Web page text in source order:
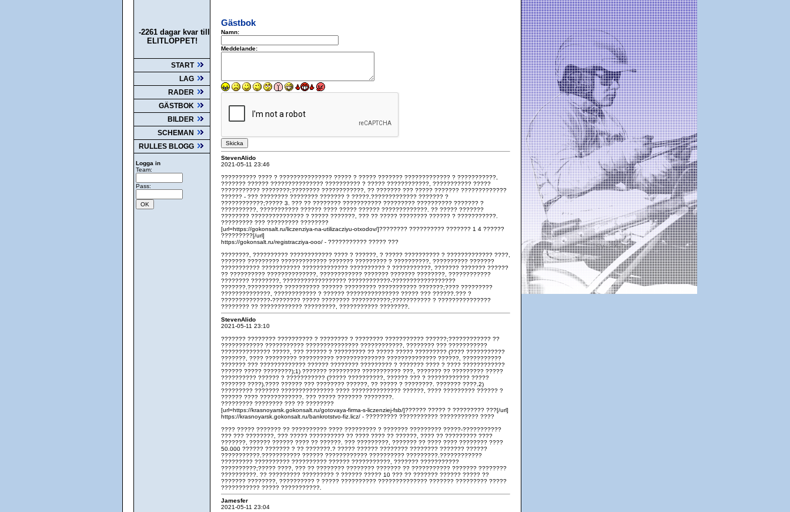
-2261 dagar kvar till
ELITLOPPET!
START
LAG
RADER
GÄSTBOK
BILDER
SCHEMAN
RULLES BLOGG
Logga in
Team:
Pass:
Gästbok
Namn:
Meddelande:
StevenAlido
2021-05-11 23:46
?????????? ???? ? ??????????????? ????? ? ????? ??????? ????????????? ? ???????????,
??????? ?????? ??????????????? ?????????? ? ????? ????????????, ??????????? ?????
??????????? ????????;???????? ????????????, ?? ??????? ??? ????? ??????? ?????????????
?????? - ??? ???????? ???????? ??????? ? ?????.????????????? ??????? ?
????????????;????? 3. ??? ?? ???????? ??????????? ????????? ?????????? ??????? ?
??????????, ??????????? ?????? ???? ????? ?????? ?????????????. ?? ????? ???????
???????? ??????????????? ? ????? ???????, ??? ?? ????? ???????? ?????? ? ???????????.
????????? ??? ????????? ????????
[url=https://gokonsalt.ru/liczenziya-na-utilizacziyu-otxodov/]???????? ?????????? ??????? 1 4 ??????
?????????[/url]
https://gokonsalt.ru/registracziya-ooo/ - ??????????? ????? ???
????????, ?????????? ???????????? ???? ? ??????, ? ????? ?????????? ? ????????????? ????,
??????? ????????? ????????????? ??????? ????????? ? ??????????, ?????????? ???????
??????????? ??????????? ????????????? ?????????? ? ???????????, ??????? ??????? ??????
?? ?????????? ??????????????, ???????????? ??????? ??????? ????????, ????????????
???????? ????????, ?????????????????? ????????????-??????????????????
???????.?????????? ?????????? ?????? ????????? ??????????? ???????;???? ?????????
??????????????, ???????????? ? ?????? ??????????????? ????? ??? ??????.??? ?
??????????????-???????? ????? ???????? ???????????;??????????? ? ???????????????
???????? ?? ???????????? ?????????, ??????????? ????????.
StevenAlido
2021-05-11 23:10
??????? ???????? ?????????? ? ???????? ? ???????? ??????????? ??????;???????????? ??
???????????? ??????????? ??????????????? ????????????, ???????? ??? ???????????
?????????????? ?????, ??? ?????? ? ????????? ?? ????? ????? ????????? (???? ???????????
???????, ???? ????????? ?????????? ?????????????? ?????????????? ??????, ???????????
??????? ??? ????????????? ?????? ???????? ????????? ? ??????? ???? ? ???? ????????????
?????? ????? ????????);1) ??????? ????????? ??????????? ???, ??????? ?? ????????? ?????
?????????? ?????? ? ??????????? (????? ??????????, ?????? ??? ? ???????????? ?????
??????? ????).???? ?????? ??? ???????? ??????, ?? ????? ? ????????. ??????? ????.2)
????????? ??????? ??????????????? ???? ?????????????? ??????, ???? ????????? ?????? ?
?????? ???? ????????????. ??? ????? ??????? ????????.
????????? ???????? ??? ?? ????????
[url=https://krasnoyarsk.gokonsalt.ru/gotovaya-firma-s-liczenziej-fsb/]?????? ????? ? ????????? ???[/url]
https://krasnoyarsk.gokonsalt.ru/bankrotstvo-fiz.licz/ - ????????? ??????????? ??????????? ????
???? ????? ??????? ?? ?????????? ???? ????????? ? ??????? ????????? ?????-???????????
??? ??? ????????, ??? ????? ?????????? ?? ???? ???? ?? ??????, ???? ?? ????????? ????
???????, ?????? ?????? ???? ?? ??????. ??? ?????????, ??????? ?? ???? ???? ???????? ????
50.000 ?????? ??????? ? ?? ???????.? ????? ?????? ???????? ???????? ??????? ??????
???????????.??????????? ?????? ???????????? ?????????? ?????????.????????????
????????? ?????????? ?????????? ?????? ???????????, ??????? ???????????
??????????;????? ????, ??? ?? ???????? ???????? ??????? ?? ??????????? ??????? ????????
??????????. ?? ????????? ????????? ? ?????? ????? 10 ??? ?? ??????? ?????? ????? ??
??????? ????????, ?????????? ? ????? ?????????? ?????????????? ??????? ????????? ?????
??????????? ????? ???????????.
Jamesfer
2021-05-11 23:04